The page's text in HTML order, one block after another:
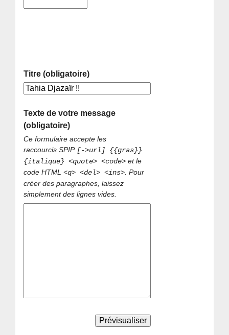
Titre (obligatoire)
Texte de votre message
(obligatoire)
Ce formulaire accepte les
raccourcis SPIP [->url] {{gras}}
{italique} <quote> <code> et le
code HTML<q> <del> <ins> . Pour
créer des paragraphes, laissez
simplement des lignes vides.